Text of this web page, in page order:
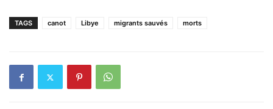
TAGS canot Libye migrants sauvés morts